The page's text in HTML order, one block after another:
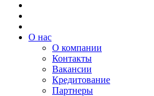
О нас
О компании
Контакты
Вакансии
Кредитование
Партнеры